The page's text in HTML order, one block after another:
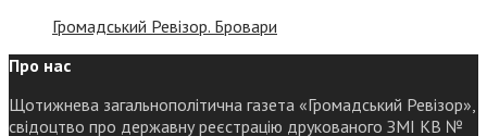
Громадський Ревізор. Бровари
Про нас
Щотижнева загальнополітична газета «Громадський Ревізор»,
свідоцтво про державну реєстрацію друкованого ЗМІ КВ №